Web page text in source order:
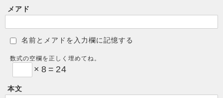
メアド
名前とメアドを入力欄に記憶する
数式の空欄を正しく埋めてね。
× 8 = 24
本文